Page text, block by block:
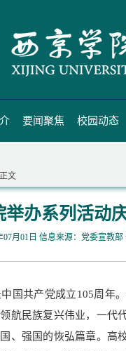
要闻聚焦 校园动态
文
举办系列活动
07月01日 信息来源：党委宣教
国共产党成立105周年
航民族复兴伟业，一代
、强国的恢弘篇章。高